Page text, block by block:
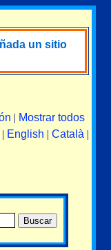
un sitio
| Mostrar todos
English | Català |